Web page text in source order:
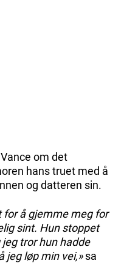
om det
hans truet med å
og datteren sin.
for å gjemme meg for
sint. Hun stoppet
tror hun hadde
jeg løp min vei,»sa